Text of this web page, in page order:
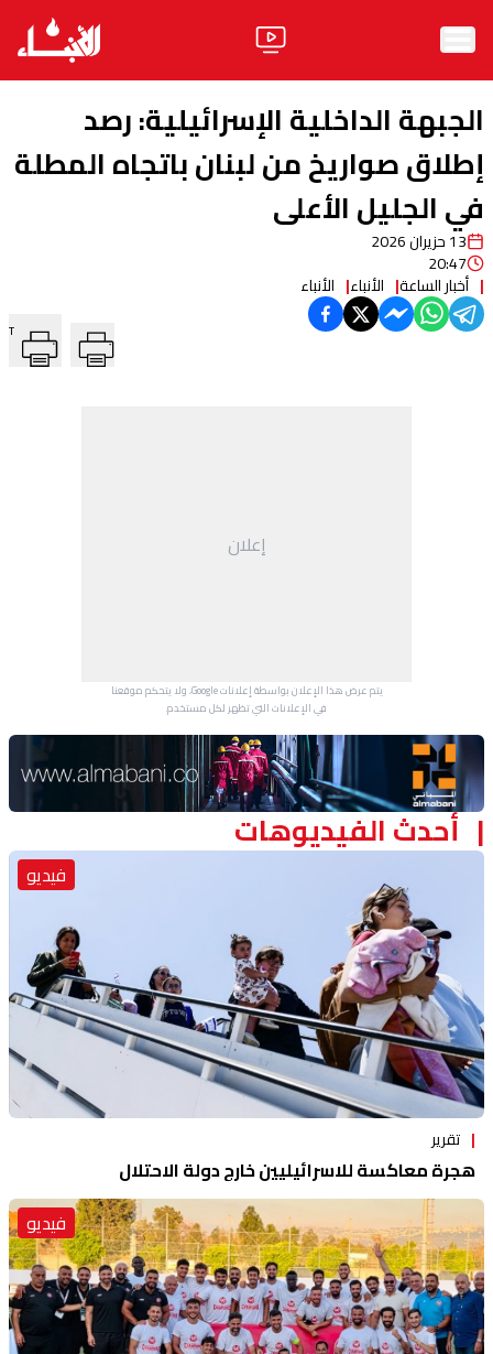
الأخبار
فيديو
مواقف
وليد جنبلاط
الجبهة الداخلية الإسرائيلية: رصد
إطلاق صواريخ من لبنان باتجاه المطلة
في الجليل الأعلى
13 حزيران 2026
20:47
أخبار الساعة الأنباء الأنباء
T
إعلان
يتم عرض هذا الإعلان بواسطة إعلانات Google، ولا يتحكم موقعنا
في الإعلانات التي تظهر لكل مستخدم.
Advertisement Section
أحدث الفيديوهات
فيديو
تقرير
هجرة معاكسة للاسرائيليين خارج دولة الاحتلال
فيديو